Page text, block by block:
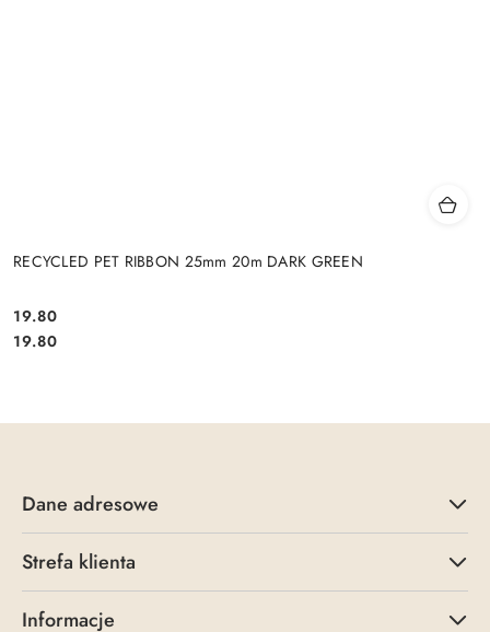
RECYCLED PET RIBBON 25mm 20m DARK GREEN
Cena:
19.80
Cena:
19.80
Dane adresowe
Strefa klienta
Informacje